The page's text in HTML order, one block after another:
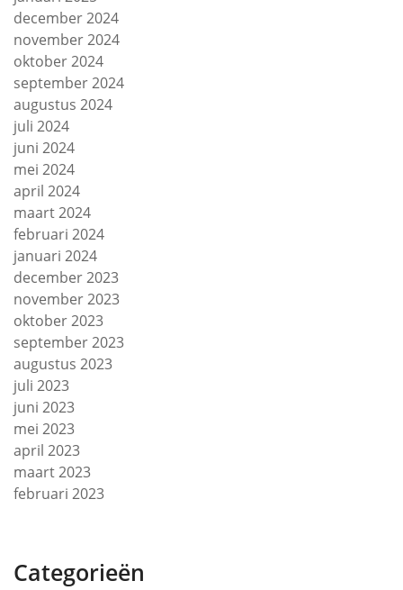
december 2024
november 2024
oktober 2024
september 2024
augustus 2024
juli 2024
juni 2024
mei 2024
april 2024
maart 2024
februari 2024
januari 2024
december 2023
november 2023
oktober 2023
september 2023
augustus 2023
juli 2023
juni 2023
mei 2023
april 2023
maart 2023
februari 2023
Categorieën